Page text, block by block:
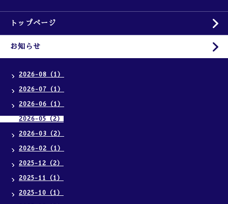
トップページ
お知らせ
2026-08（1）
2026-07（1）
2026-06（1）
2026-05（2）
2026-03（2）
2026-02（1）
2025-12（2）
2025-11（1）
2025-10（1）